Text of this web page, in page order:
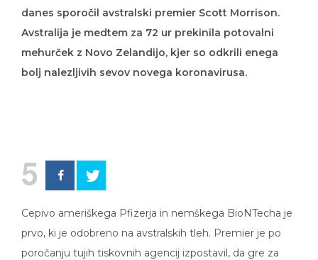
danes sporočil avstralski premier Scott Morrison.
Avstralija je medtem za 72 ur prekinila potovalni
mehurček z Novo Zelandijo, kjer so odkrili enega
bolj nalezljivih sevov novega koronavirusa.
5
Cepivo ameriškega Pfizerja in nemškega BioNTecha je
prvo, ki je odobreno na avstralskih tleh. Premier je po
poročanju tujih tiskovnih agencij izpostavil, da gre za